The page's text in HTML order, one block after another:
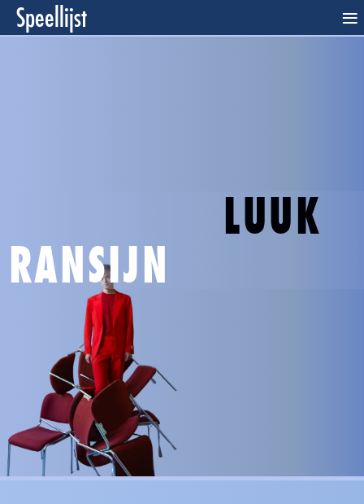
LUUK
RANSIJN
Speellijst ≡